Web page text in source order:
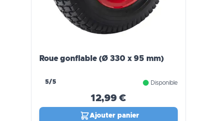
Roue gonflable (Ø 330 x 95 mm)
5/5 Disponible
12,99 €
Ajouter panier